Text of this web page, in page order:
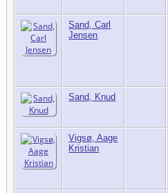
Sand, Carl
Jensen
Sand, Knud
Vigsø, Aage
Kristian